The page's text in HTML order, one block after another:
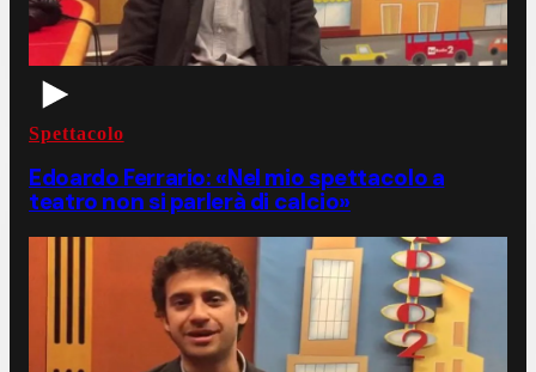
Spettacolo
Edoardo Ferrario: «Nel mio spettacolo a
teatro non si parlerà di calcio»